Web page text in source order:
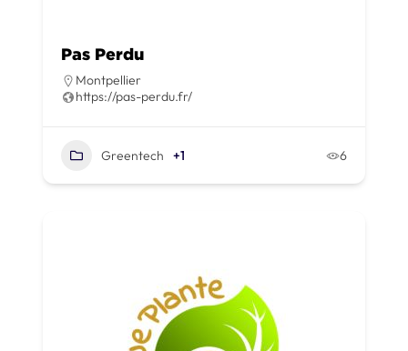
Pas Perdu
Montpellier
https://pas-perdu.fr/
Greentech +1 6